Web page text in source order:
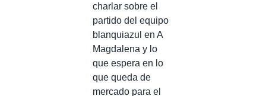
charlar sobre el
partido del equipo
blanquiazul en A
Magdalena y lo
que espera en lo
que queda de
mercado para el